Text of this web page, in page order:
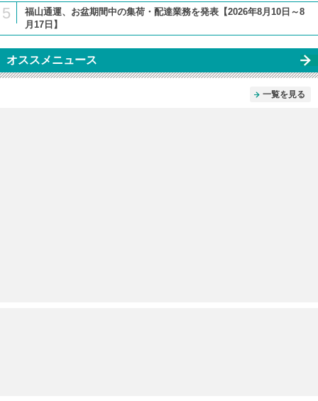
5
福山通運、お盆期間中の集荷・配達業務を発表【2026年8月10日～8
月17日】
オススメニュース
一覧を見る